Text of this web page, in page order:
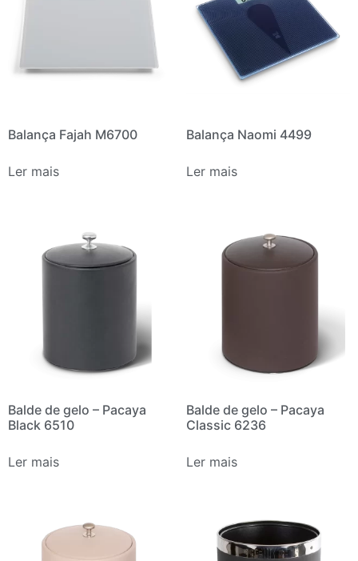
Balança Fajah M6700
Ler mais
Balança Naomi 4499
Ler mais
Balde de gelo – Pacaya
Black 6510
Ler mais
Balde de gelo – Pacaya
Classic 6236
Ler mais